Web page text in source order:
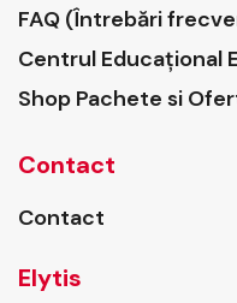
FAQ (Întrebări
Centrul Educațional
Shop Pachete si
Contact
Contact
Elytis